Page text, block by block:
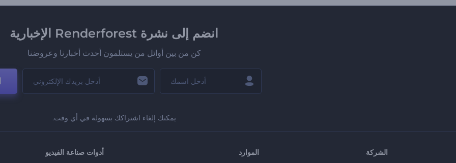
انضم إلى نشرة Renderforest الإخبارية
كن من بين أوائل من يستلمون أحدث أخبارنا وعروضنا
يمكنك إلغاء اشتراكك بسهولة في أي وقت.
الشركة الموارد أدوات صناعة الفيديو